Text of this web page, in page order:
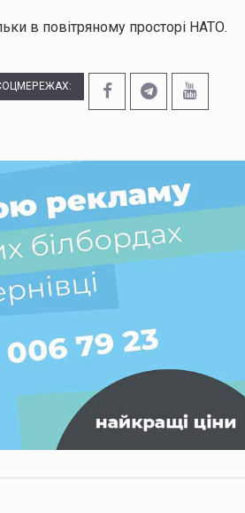
в повітряному просторі НАТО.